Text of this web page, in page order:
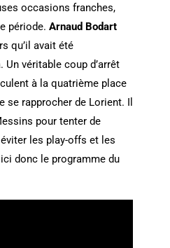
occasions franches,
période. Arnaud Bodart
qu’il avait été
véritable coup d’arrêt
à la quatrième place
se rapprocher de Lorient. Il
pour tenter de
les play-offs et les
donc le programme du